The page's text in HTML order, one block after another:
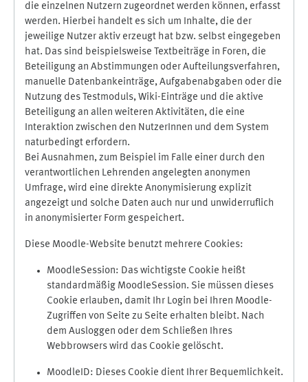
die einzelnen Nutzern zugeordnet werden können, erfasst
werden. Hierbei handelt es sich um Inhalte, die der
jeweilige Nutzer aktiv erzeugt hat bzw. selbst eingegeben
hat. Das sind beispielsweise Textbeiträge in Foren, die
Beteiligung an Abstimmungen oder Aufteilungsverfahren,
manuelle Datenbankeinträge, Aufgabenabgaben oder die
Nutzung des Testmoduls, Wiki-Einträge und die aktive
Beteiligung an allen weiteren Aktivitäten, die eine
Interaktion zwischen den NutzerInnen und dem System
naturbedingt erfordern.
Bei Ausnahmen, zum Beispiel im Falle einer durch den
verantwortlichen Lehrenden angelegten anonymen
Umfrage, wird eine direkte Anonymisierung explizit
angezeigt und solche Daten auch nur und unwiderruflich
in anonymisierter Form gespeichert.
Diese Moodle-Website benutzt mehrere Cookies:
MoodleSession: Das wichtigste Cookie heißt
standardmäßig MoodleSession. Sie müssen dieses
Cookie erlauben, damit Ihr Login bei Ihren Moodle-
Zugriffen von Seite zu Seite erhalten bleibt. Nach
dem Ausloggen oder dem Schließen Ihres
Webbrowsers wird das Cookie gelöscht.
MoodleID: Dieses Cookie dient Ihrer Bequemlichkeit.